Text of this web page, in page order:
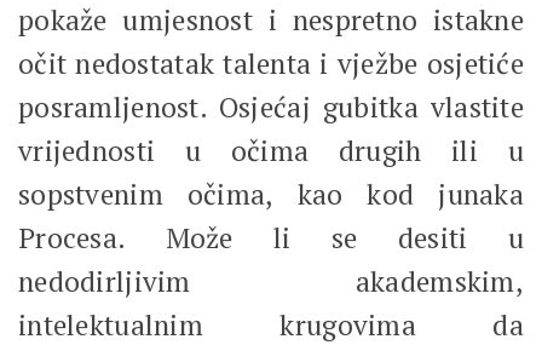
pokaže umjesnost i nespretno istakne
očit nedostatak talenta i vježbe osjetiće
posramljenost. Osjećaj gubitka vlastite
vrijednosti u očima drugih ili u
sopstvenim očima, kao kod junaka
Procesa. Može li se desiti u
nedodirljivim akademskim,
intelektualnim krugovima da